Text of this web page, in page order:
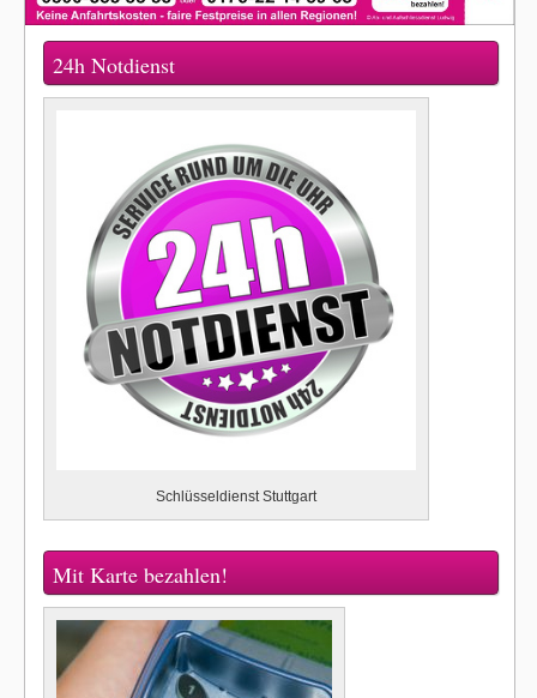
24h Notdienst
Schlüsseldienst Stuttgart
Mit Karte bezahlen!